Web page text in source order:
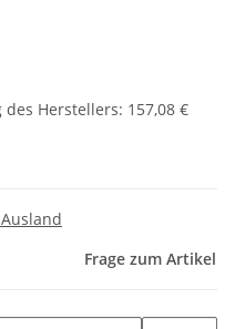
Herstellers: 157,08 €
Frage zum Artikel